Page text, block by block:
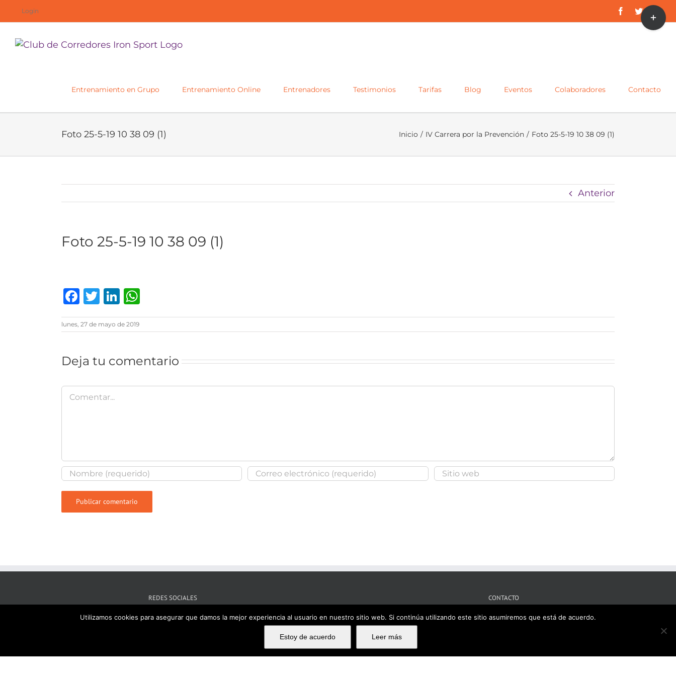
Saltar
al
Login FacebookTwitter
Entrenamiento en Grupo Entrenamiento Online Entrenadores Testimonios Tarifas Blog Eventos Colaboradores Contacto
Foto 25-5-19 10 38 09 (1) Inicio / IV Carrera por la Prevención / Foto 25-5-19 10 38 09 (1)
Anterior
Foto 25-5-19 10 38 09 (1)
Facebook
TwitterLinkedIn
lunes, 27 de mayo de 2019
Deja tu comentario
Comentar
REDES SOCIALES CONTACTO
Tres Cantos, Madrid
Toggle
Sliding
Utilizamos cookies para asegurar que damos la mejor experiencia al usuario en nuestro sitio web. Si continúa utilizando este sitio asumiremos que está de acuerdo.
Estoy de acuerdo Leer más